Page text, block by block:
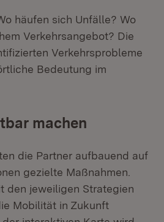
häufen sich Unfälle? Wo
Verkehrsangebot? Die
Verkehrsprobleme
Bedeutung im
machen
die Partner aufbauend auf
gezielte Maßnahmen.
den jeweiligen Strategien
Mobilität in Zukunft